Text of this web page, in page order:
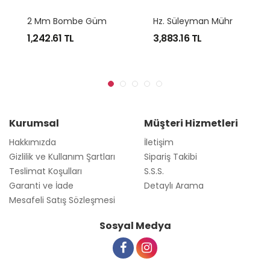
1,242.61 TL 3,883.16TL
Kurumsal
Hakkımızda
Gizlilik ve Kullanım Şartları
Teslimat Koşulları
Garanti ve İade
Mesafeli Satış Sözleşmesi
Müşteri Hizmetleri
İletişim
Sipariş Takibi
S.S.S.
Detaylı Arama
Sosyal Medya